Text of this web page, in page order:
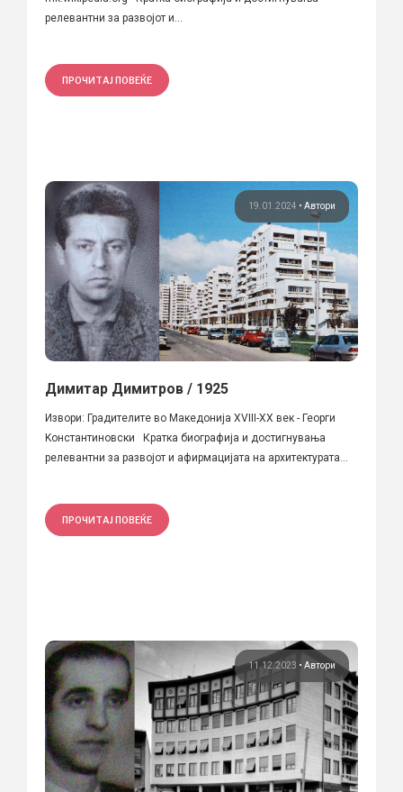
релевантни за развојот и...
ПРОЧИТАЈ ПОВЕЌЕ
19.01.2024 • Автори
Димитар Димитров / 1925
Извори: Градителите во Македонија XVIII-XX век - Георги
Kонстантиновски Кратка биографија и достигнувања
релевантни за развојот и афирмацијата на архитектурата...
ПРОЧИТАЈ ПОВЕЌЕ
11.12.2023 • Автори